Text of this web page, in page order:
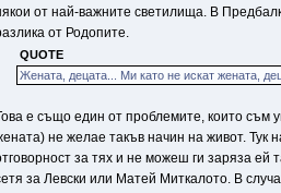
от най-важните светилища. В
от Родопите.
QUOTE
Жената, децата... Ми като не искат жената,
е също един от проблемите, които съм
не желае такъв начин на живот. Тук
за тях и не можеш ги заряза
за Левски или Матей Миткалото. В